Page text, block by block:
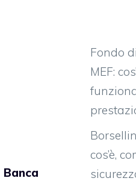
Banca
Fondo
MEF:
cos’è,